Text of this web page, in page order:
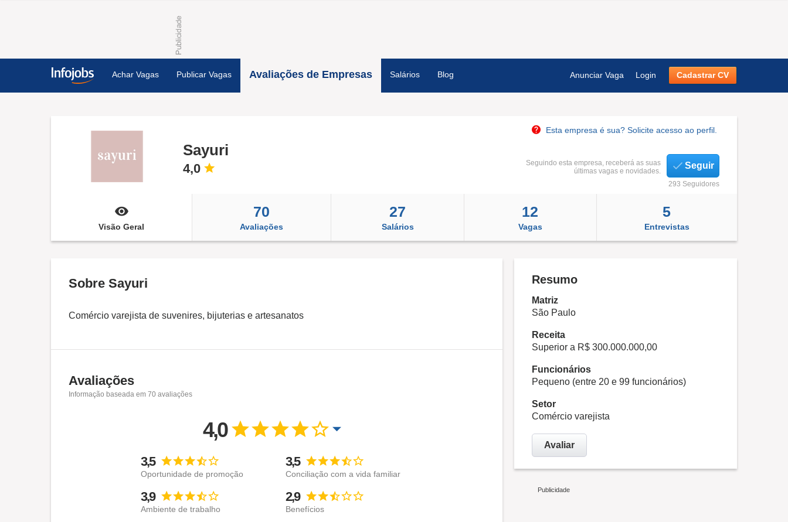
Achar Vagas Publicar Vagas Avaliações de Empresas Salários Blog Anunciar Vaga Login Cadastrar CV
Esta empresa é sua? Solicite acesso ao perfil.
Sayuri
4,0
Seguindo esta empresa, receberá as suas
últimas vagas e novidades.
Seguir
293 Seguidores
Visão Geral
70
Avaliações
27
Salários
12
Vagas
5
Entrevistas
Sobre Sayuri
Comércio varejista de suvenires, bijuterias e artesanatos
Avaliações
Informação baseada em 70 avaliações
4,0
3,5
Oportunidade de promoção
3,5
Conciliação com a vida familiar
3,9
Ambiente de trabalho
2,9
Benefícios
Resumo
Matriz
São Paulo
Receita
Superior a R$ 300.000.000,00
Funcionários
Pequeno (entre 20 e 99 funcionários)
Setor
Comércio varejista
Avaliar